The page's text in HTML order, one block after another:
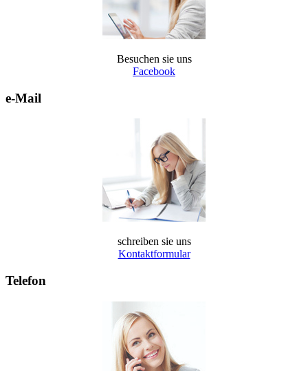
Besuchen sie uns
Facebook
e-Mail
schreiben sie uns
Kontaktformular
Telefon